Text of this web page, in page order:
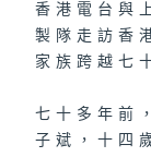
香港電台與
製隊走訪香
家族跨越七
七十多年前
子斌，十四